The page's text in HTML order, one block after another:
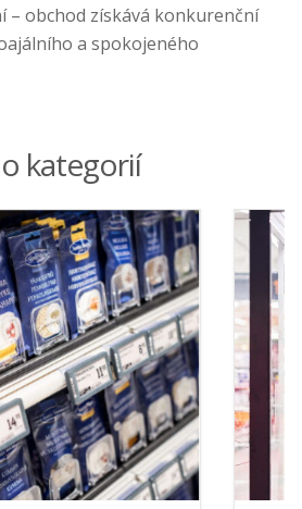
– obchod získává konkurenční
a spokojeného
kategorií